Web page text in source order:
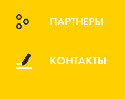
ПАРТНЕРЫ
КОНТАКТЫ